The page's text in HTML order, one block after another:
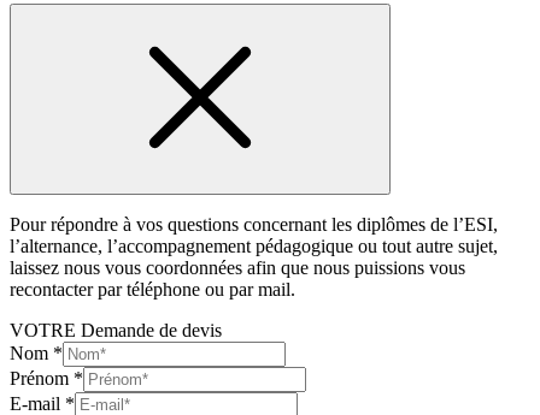
Pour répondre à vos questions concernant les diplômes de l’ESI,
l’alternance, l’accompagnement pédagogique ou tout autre sujet,
laissez nous vous coordonnées afin que nous puissions vous
recontacter par téléphone ou par mail.
VOTRE Demande de devis
Nom *
Prénom *
E-mail *